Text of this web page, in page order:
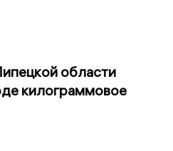
области
килограммовое